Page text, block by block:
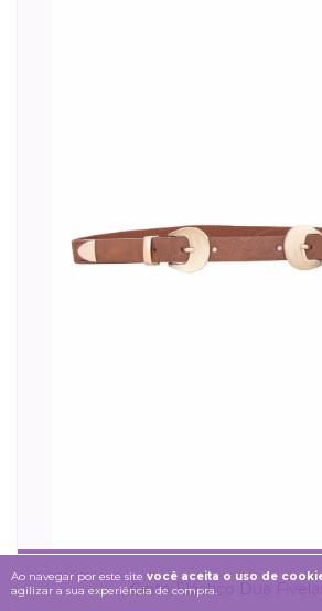
Ao navegar por este site você aceita o uso de
agilizar a sua experiência de compra.
Cinto Elástico Dua